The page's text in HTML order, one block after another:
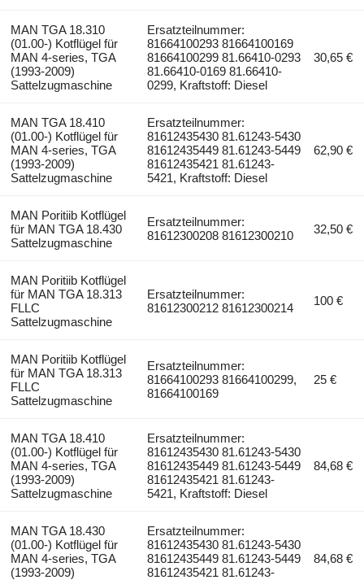
MAN TGA 18.310
(01.00-) Kotflügel für
MAN 4-series, TGA
(1993-2009)
Sattelzugmaschine
Ersatzteilnummer:
81664100293 81664100169
81664100299 81.66410-0293
81.66410-0169 81.66410-
0299, Kraftstoff: Diesel
30,65 €
MAN TGA 18.410
(01.00-) Kotflügel für
MAN 4-series, TGA
(1993-2009)
Sattelzugmaschine
Ersatzteilnummer:
81612435430 81.61243-5430
81612435449 81.61243-5449
81612435421 81.61243-
5421, Kraftstoff: Diesel
62,90 €
MAN Poritiib Kotflügel
für MAN TGA 18.430
Sattelzugmaschine
Ersatzteilnummer:
81612300208 81612300210
32,50 €
MAN Poritiib Kotflügel
für MAN TGA 18.313
FLLC
Sattelzugmaschine
Ersatzteilnummer:
81612300212 81612300214
100 €
MAN Poritiib Kotflügel
für MAN TGA 18.313
FLLC
Sattelzugmaschine
Ersatzteilnummer:
81664100293 81664100299,
81664100169
25 €
MAN TGA 18.410
(01.00-) Kotflügel für
MAN 4-series, TGA
(1993-2009)
Sattelzugmaschine
Ersatzteilnummer:
81612435430 81.61243-5430
81612435449 81.61243-5449
81612435421 81.61243-
5421, Kraftstoff: Diesel
84,68 €
MAN TGA 18.430
(01.00-) Kotflügel für
MAN 4-series, TGA
(1993-2009)
Ersatzteilnummer:
81612435430 81.61243-5430
81612435449 81.61243-5449
81612435421 81.61243-
84,68 €